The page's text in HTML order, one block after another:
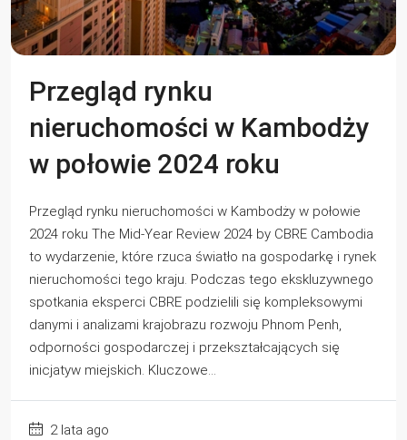
Przegląd rynku
nieruchomości w Kambodży
w połowie 2024 roku
Przegląd rynku nieruchomości w Kambodży w połowie
2024 roku The Mid-Year Review 2024 by CBRE Cambodia
to wydarzenie, które rzuca światło na gospodarkę i rynek
nieruchomości tego kraju. Podczas tego ekskluzywnego
spotkania eksperci CBRE podzielili się kompleksowymi
danymi i analizami krajobrazu rozwoju Phnom Penh,
odporności gospodarczej i przekształcających się
inicjatyw miejskich. Kluczowe...
2 lata ago